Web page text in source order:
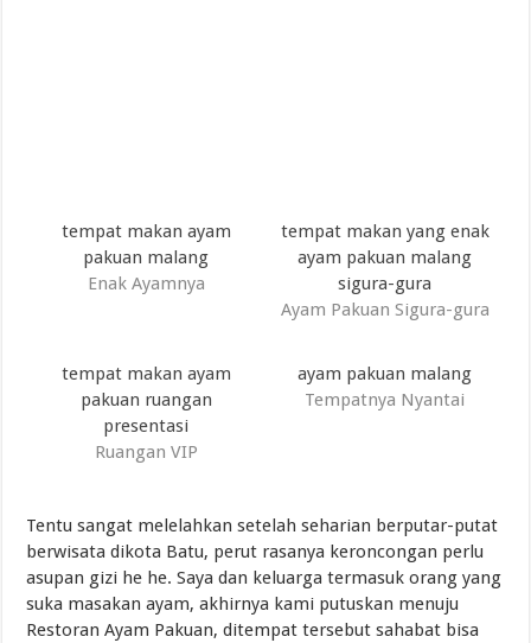
tempat makan ayam
pakuan malang
Enak Ayamnya
tempat makan yang enak
ayam pakuan malang
sigura-gura
Ayam Pakuan Sigura-gura
tempat makan ayam
pakuan ruangan
presentasi
Ruangan VIP
ayam pakuan malang
Tempatnya Nyantai
Tentu sangat melelahkan setelah seharian berputar-putat
berwisata dikota Batu, perut rasanya keroncongan perlu
asupan gizi he he. Saya dan keluarga termasuk orang yang
suka masakan ayam, akhirnya kami putuskan menuju
Restoran Ayam Pakuan, ditempat tersebut sahabat bisa